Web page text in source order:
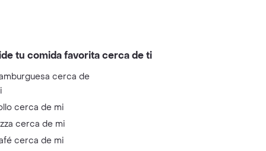
tu comida favorita cerca de ti
cerca de
cerca de mi
cerca de mi
cerca de mi